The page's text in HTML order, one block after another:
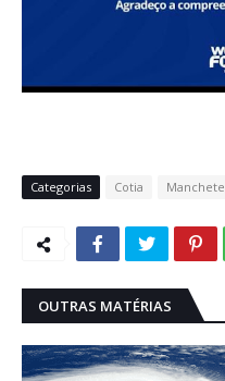
Categorias Cotia Manchete
OUTRAS MATÉRIAS